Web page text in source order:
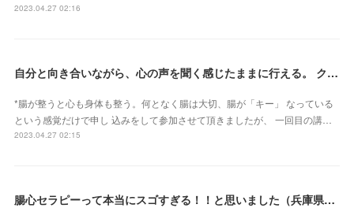
2023.04.27 02:16
自分と向き合いながら、心の声を聞く感じたままに行える。 クライアントさん主体で行うとこ ろが本当に素晴らしいです（新潟県・佐藤よしみさん）
*腸が整うと心も身体も整う。何となく腸は大切、腸が「キー」 なっている
という感覚だけで申し 込みをして参加させて頂きましたが、 一回目の講…
2023.04.27 02:15
腸心セラピーって本当にスゴすぎる！！と思いました（兵庫県 M・Oさん）